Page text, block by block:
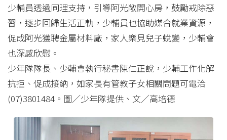
少輔員透過同理支持，引導阿光敞開心房，鼓勵戒除惡
習，逐步回歸生活正軌，少輔員也協助媒合就業資源，
促成阿光獲聘金屬材料廠，家人樂見兒子蛻變，少輔會
也深感欣慰。
少年隊隊長、少輔會執行秘書陳仁正說，少輔工作化解
抗拒、促成接納，如家長有管教子女相關問題可電洽
(07)3801484。圖／少年隊提供、文／高培德